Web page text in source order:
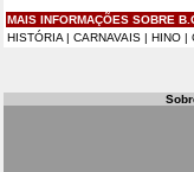
MAIS INFORMAÇÕES SOBRE
HISTÓRIA | CARNAVAIS | HINO |